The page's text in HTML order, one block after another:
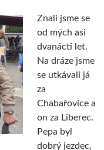
Znali jsme se
od mých asi
dvanácti let.
Na dráze jsme
se utkávali já
za
Chabařovice a
on za Liberec.
Pepa byl
dobrý jezdec,